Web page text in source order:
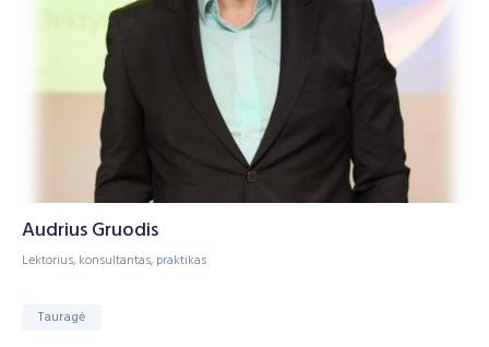
Audrius Gruodis
Lektorius, konsultantas, praktikas
Tauragė